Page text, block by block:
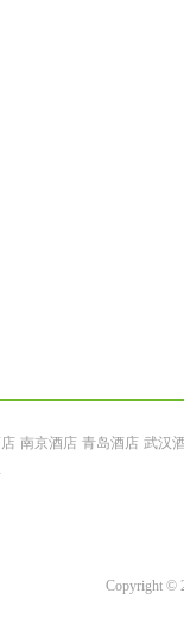
南京酒店 青岛酒店 武汉
Copyright ©